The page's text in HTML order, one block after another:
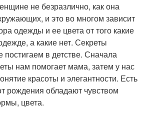
не безразлично, как она
и это во многом зависит
одежды и ее цвета от того какие
а какие нет. Секреты
постигаем в детстве. Сначала
нам помогает мама, затем у нас
красоты и элегантности. Есть
рождения обладают чувством
цвета.